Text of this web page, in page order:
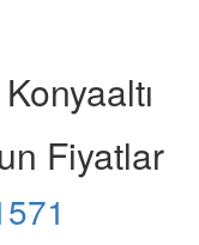
Fiyatlar